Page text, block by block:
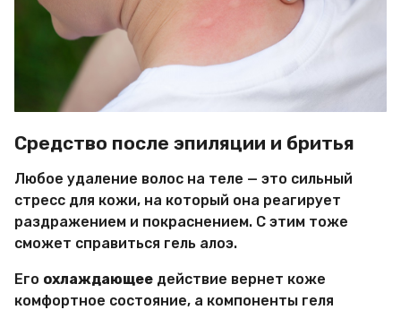
Средство после эпиляции и бритья
Любое удаление волос на теле — это сильный
стресс для кожи, на который она реагирует
раздражением и покраснением. С этим тоже
сможет справиться гель алоэ.
Его охлаждающее действие вернет коже
комфортное состояние, а компоненты геля